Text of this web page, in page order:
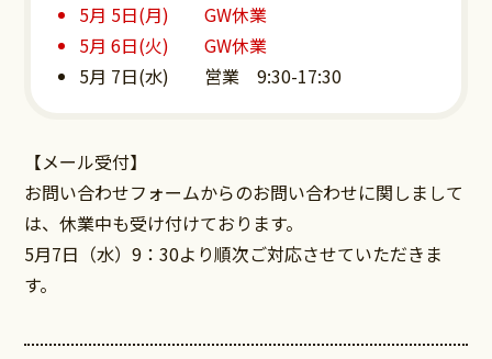
5月 5日(月) GW休業
5月 6日(火) GW休業
5月 7日(水) 営業 9:30-17:30
【メール受付】
お問い合わせフォームからのお問い合わせに関しまして
は、休業中も受け付けております。
5月7日（水）9：30より順次ご対応させていただきま
す。